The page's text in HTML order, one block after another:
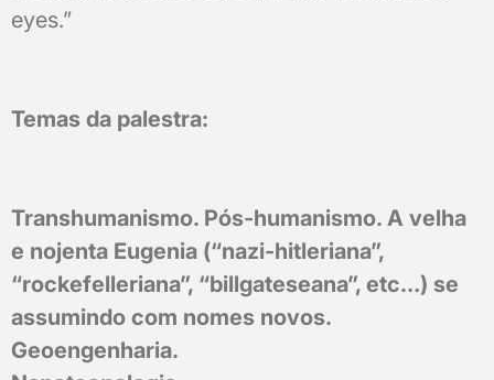
eyes.”
Temas da palestra:
Transhumanismo. Pós-humanismo. A velha
e nojenta Eugenia (“nazi-hitleriana”,
“rockefelleriana”, “billgateseana”, etc…) se
assumindo com nomes novos.
Geoengenharia.